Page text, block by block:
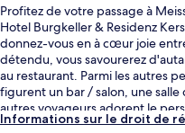
Profitez de votre passage à
Hotel Burgkeller & Residenz
donnez-vous en à cœur joie
détendu, vous savourerez
au restaurant. Parmi les autres
figurent un bar / salon, une salle
autres voyageurs adorent le
situe à une courte distance à
Informations sur le droit de